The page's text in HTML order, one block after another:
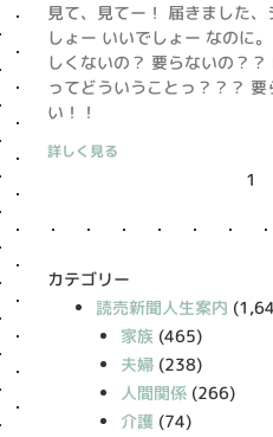
見て、見てー！ 届きました
しょー いいでしょー なのに
しくないの？ 要らないの？
ってどういうことっ？？？
い！！
詳しく見る
1
カテゴリー
読売新聞人生案内
家族(465)
夫婦(238)
人間関係(266)
介護 (74)